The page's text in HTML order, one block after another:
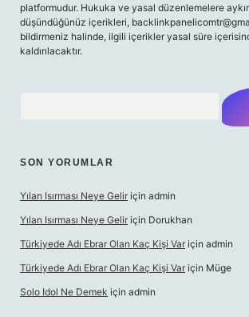
platformudur. Hukuka ve yasal düzenlemelere
düşündüğünüz içerikleri,
bildirmeniz halinde, ilgili içerikler yasal süre
kaldırılacaktır.
SON YORUMLAR
Yılan Isırması Neye Gelir için admin
Yılan Isırması Neye Gelir için Dorukhan
Türkiyede Adı Ebrar Olan Kaç Kişi Var için admin
Türkiyede Adı Ebrar Olan Kaç Kişi Var için Müge
Solo Idol Ne Demek için admin